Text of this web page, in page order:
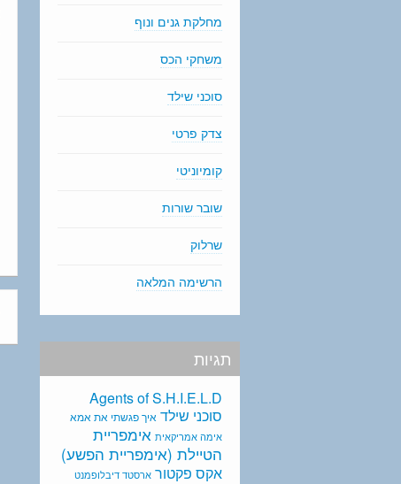
מחלקת גנים ונוף
משחקי הכס
סוכני שילד
צדק פרטי
קומיוניטי
שובר שורות
שרלוק
הרשימה המלאה
תגיות
Agents of S.H.I.E.L.D
סוכני שילד איך פגשתי את אמא
אימה אמריקאית אימפריית
הטיילת (אימפריית הפשע)
אקס פקטור ארסטד דיבלופמנט